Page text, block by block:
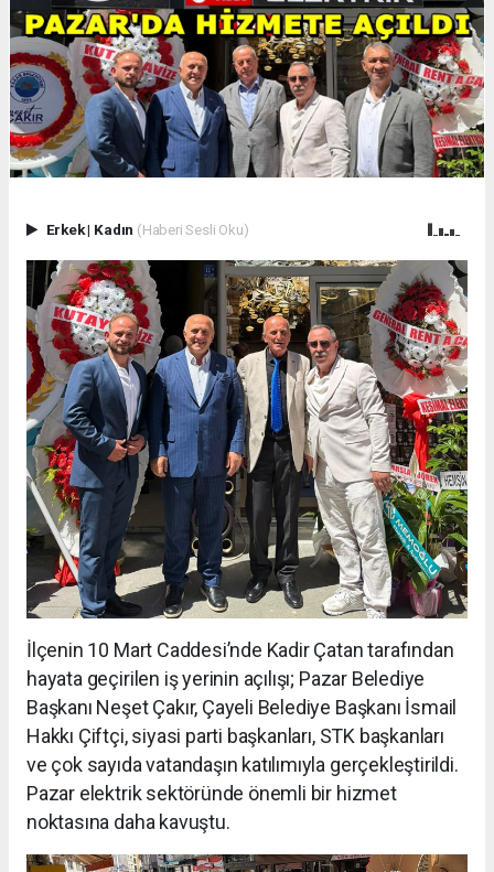
Erkek| Kadın (Haberi Sesli Oku)
İlçenin 10 Mart Caddesi’nde Kadir Çatan tarafından
hayata geçirilen iş yerinin açılışı; Pazar Belediye
Başkanı Neşet Çakır, Çayeli Belediye Başkanı İsmail
Hakkı Çiftçi, siyasi parti başkanları, STK başkanları
ve çok sayıda vatandaşın katılımıyla gerçekleştirildi.
Pazar elektrik sektöründe önemli bir hizmet
noktasına daha kavuştu.